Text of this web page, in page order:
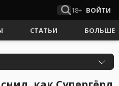
18+ ВОЙТИ
СТАТЬИ БОЛЬШЕ